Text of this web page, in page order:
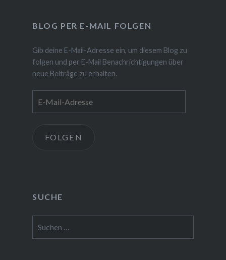
BLOG PER E-MAIL FOLGEN
Gib deine E-Mail-Adresse ein, um diesem Blog zu
folgen und per E-Mail Benachrichtigungen über
neue Beiträge zu erhalten.
Mail-
FOLGEN
SUCHE
nach: